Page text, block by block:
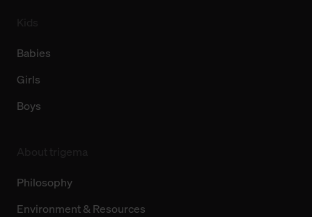
Babies
Girls
Boys
Philosophy
Environment & Resources